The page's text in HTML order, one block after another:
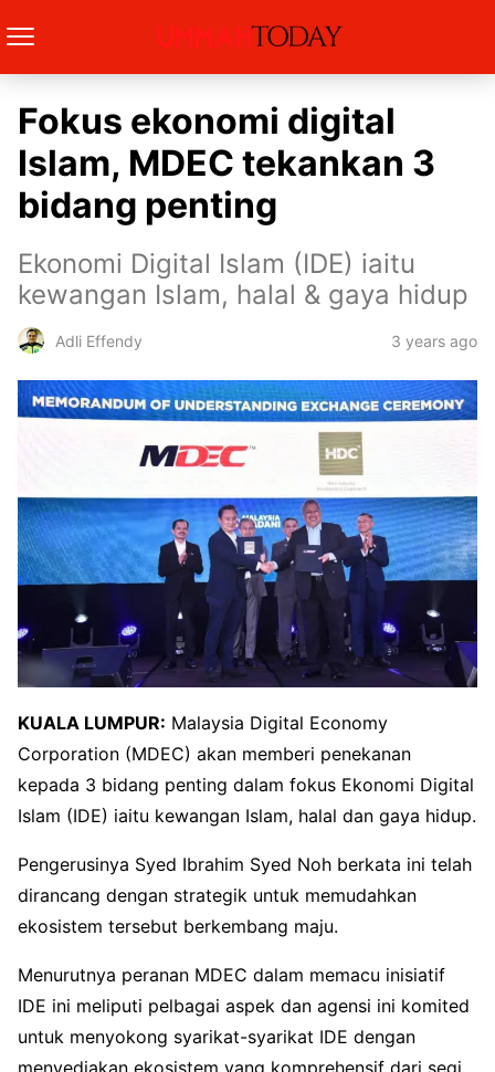
Fokus ekonomi digital
Islam, MDEC tekankan 3
bidang penting
Ekonomi Digital Islam (IDE) iaitu
kewangan Islam, halal & gaya hidup
Adli Effendy 3 years ago
KUALA LUMPUR: Malaysia Digital Economy
Corporation (MDEC) akan memberi penekanan
kepada 3 bidang penting dalam fokus Ekonomi Digital
Islam (IDE) iaitu kewangan Islam, halal dan gaya hidup.
Pengerusinya Syed Ibrahim Syed Noh berkata ini telah
dirancang dengan strategik untuk memudahkan
ekosistem tersebut berkembang maju.
Menurutnya peranan MDEC dalam memacu inisiatif
IDE ini meliputi pelbagai aspek dan agensi ini komited
untuk menyokong syarikat-syarikat IDE dengan
menyediakan ekosistem yang komprehensif dari segi